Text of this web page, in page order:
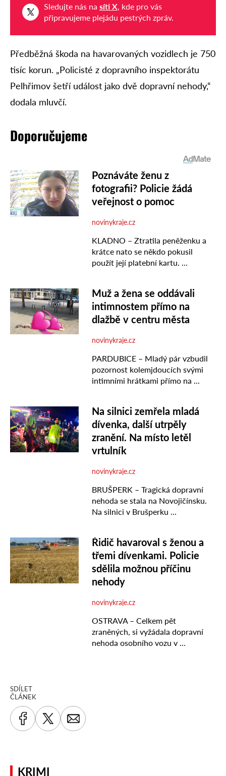
SDÍLET
ČLÁNEK
Sledujte nás na síti X, kde pro vás
připravujeme plejádu pestrých zpráv.
Předběžná škoda na havarovaných vozidlech je 750
tisíc korun. „Policisté z dopravního inspektorátu
Pelhřimov šetří událost jako dvě dopravní nehody,“
dodala mluvčí.
Doporučujeme
KRIMI